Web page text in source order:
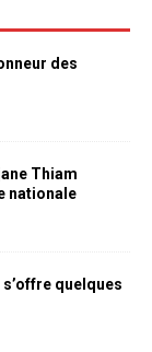
des
Thiam
nationale
quelques